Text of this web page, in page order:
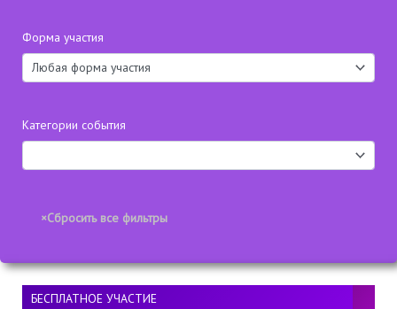
Форма участия
Категории события
БЕСПЛАТНОЕ УЧАСТИЕ